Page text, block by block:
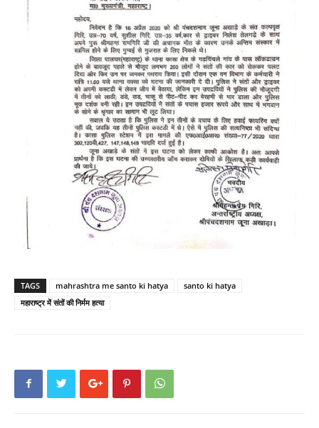
TAGS mahrashtra me santo ki hatya
santo ki hatya
महाराष्ट्र में संतों की निर्मम हत्या